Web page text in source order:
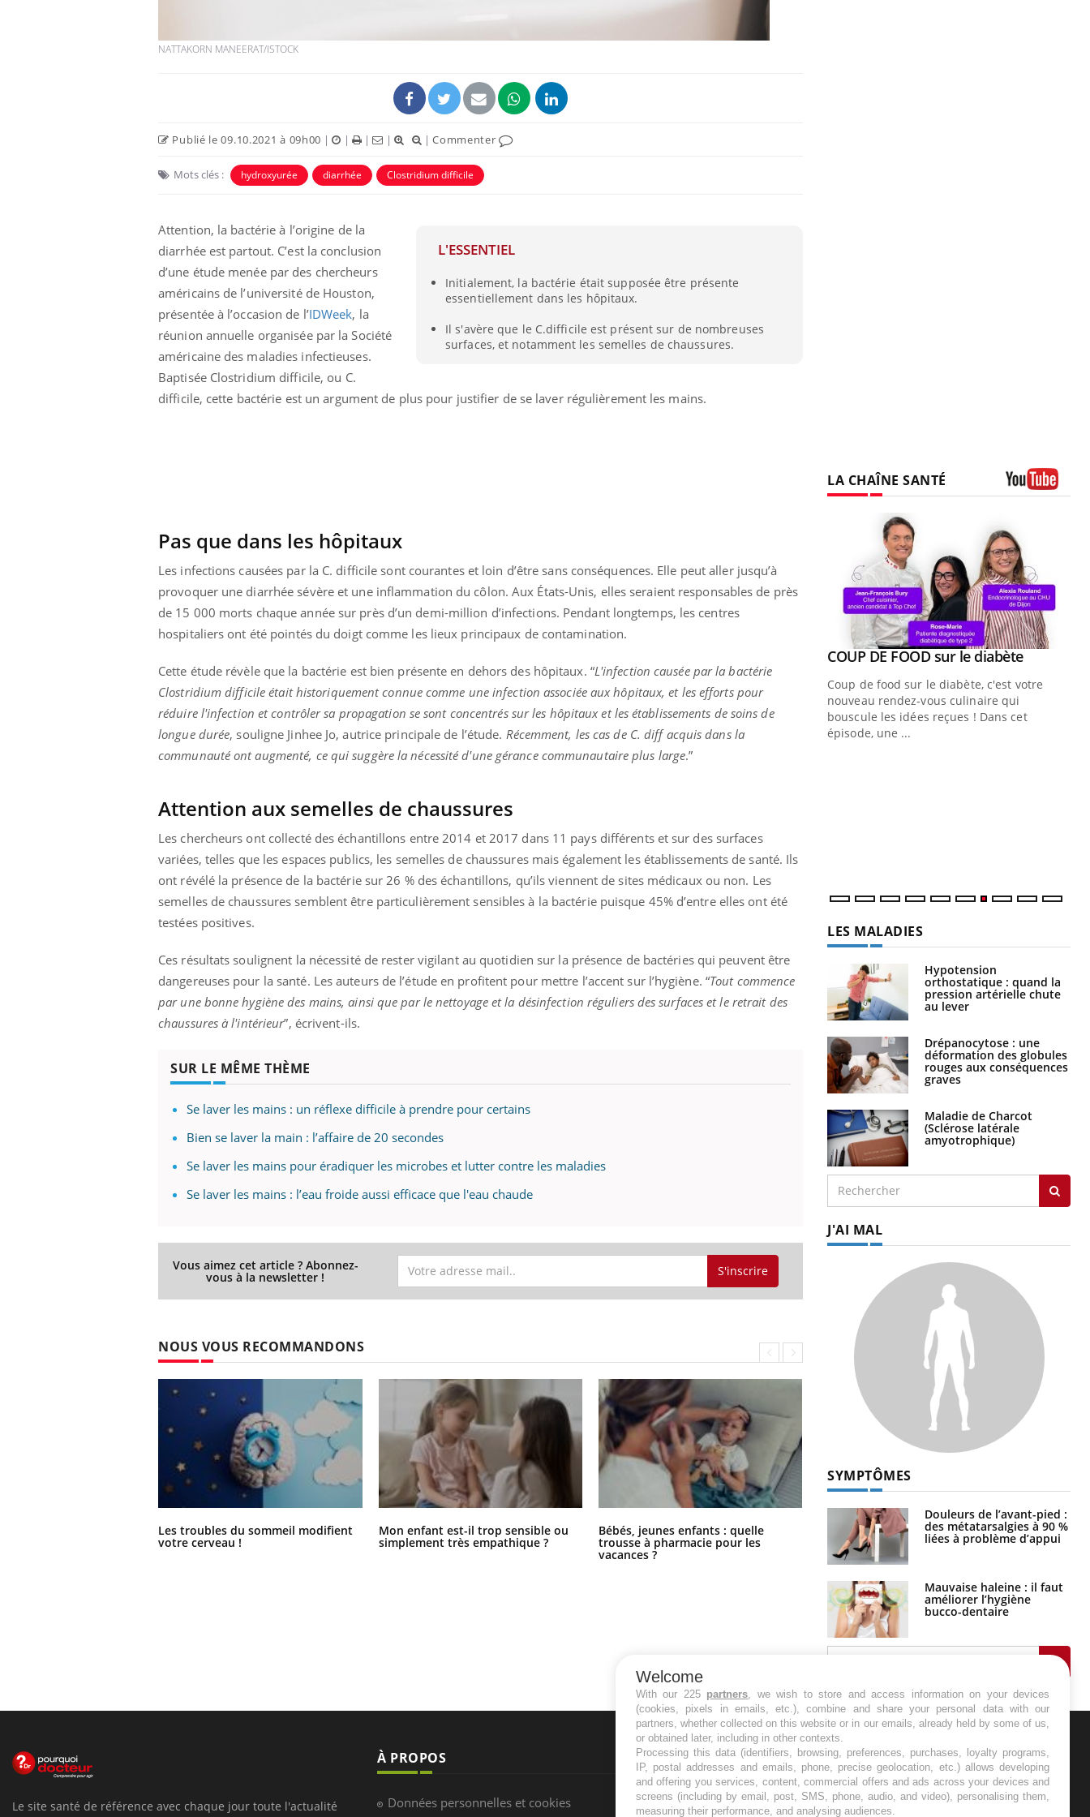
NATTAKORN MANEERAT/ISTOCK
Publié le 09.10.2021 à 09h00 | | | | |Commenter
Mots clés : hydroxyurée diarrhée Clostridium difficile
L'ESSENTIEL
Initialement, la bactérie était supposée être présente
essentiellement dans les hôpitaux.
Il s'avère que le C.difficile est présent sur de nombreuses
surfaces, et notamment les semelles de chaussures.
Attention, la bactérie à l’origine de la
diarrhée est partout. C’est la conclusion
d’une étude menée par des chercheurs
américains de l’université de Houston,
présentée à l’occasion de l’IDWeek, la
réunion annuelle organisée par la Société
américaine des maladies infectieuses.
Baptisée Clostridium difficile, ou C.
difficile, cette bactérie est un argument de plus pour justifier de se laver régulièrement les mains.
Pas que dans les hôpitaux
Les infections causées par la C. difficile sont courantes et loin d’être sans conséquences. Elle peut aller jusqu’à
provoquer une diarrhée sévère et une inflammation du côlon. Aux États-Unis, elles seraient responsables de près
de 15 000 morts chaque année sur près d’un demi-million d’infections. Pendant longtemps, les centres
hospitaliers ont été pointés du doigt comme les lieux principaux de contamination.
Cette étude révèle que la bactérie est bien présente en dehors des hôpitaux. “L'infection causée par la bactérie
Clostridium difficile était historiquement connue comme une infection associée aux hôpitaux, et les efforts pour
réduire l'infection et contrôler sa propagation se sont concentrés sur les hôpitaux et les établissements de soins de
longue durée, souligne Jinhee Jo, autrice principale de l’étude. Récemment, les cas de C. diff acquis dans la
communauté ont augmenté, ce qui suggère la nécessité d'une gérance communautaire plus large.”
Attention aux semelles de chaussures
Les chercheurs ont collecté des échantillons entre 2014 et 2017 dans 11 pays différents et sur des surfaces
variées, telles que les espaces publics, les semelles de chaussures mais également les établissements de santé. Ils
ont révélé la présence de la bactérie sur 26 % des échantillons, qu’ils viennent de sites médicaux ou non. Les
semelles de chaussures semblent être particulièrement sensibles à la bactérie puisque 45% d’entre elles ont été
testées positives.
Ces résultats soulignent la nécessité de rester vigilant au quotidien sur la présence de bactéries qui peuvent être
dangereuses pour la santé. Les auteurs de l’étude en profitent pour mettre l’accent sur l’hygiène. “Tout commence
par une bonne hygiène des mains, ainsi que par le nettoyage et la désinfection réguliers des surfaces et le retrait des
chaussures à l'intérieur”, écrivent-ils.
SUR LE MÊME THÈME
Se laver les mains : un réflexe difficile à prendre pour certains
Bien se laver la main : l’affaire de 20 secondes
Se laver les mains pour éradiquer les microbes et lutter contre les maladies
Se laver les mains : l’eau froide aussi efficace que l'eau chaude
Vous aimez cet article ? Abonnez-
vous à la newsletter ! S'inscrire
NOUS VOUS RECOMMANDONS
Les troubles du sommeil modifient
votre cerveau !
Mon enfant est-il trop sensible ou
simplement très empathique ?
Bébés, jeunes enfants : quelle
trousse à pharmacie pour les
vacances ?
Syndrome métabolique : quels sont
les meilleurs exercices physiques ?
LA CHAÎNE SANTÉ
préparer pour l’été !Youtube
L'été arrive… et avec lui, un tout nouveau
rythme de vie ! Vacances, plage, piscine,
soleil, activités en plein air… Nos mains
Le Ramadan approche, et, pour de
nombreuses personnes atteintes de
diabète, c'est une période de questions, de
défis, mais ...
faciliter l’accès à la médecine
préventiveYoutube
Un établissement lié à un groupe
mutualiste innove en matière de bilan de
santé : l'utilisation d'un « jumeau
numérique » permet ...
Youtube
COUP DE FOOD sur le diabèteYoutube
Coup de food sur le diabète, c'est votre
nouveau rendez-vous culinaire qui
bouscule les idées reçues ! Dans cet
épisode, une ...
LES MALADIES
Hypotension
orthostatique : quand la
pression artérielle chute
au lever
Drépanocytose : une
déformation des globules
rouges aux conséquences
graves
Maladie de Charcot
(Sclérose latérale
amyotrophique)
J'AI MAL
SYMPTÔMES
Douleurs de l’avant-pied :
des métatarsalgies à 90 %
liées à problème d’appui
Mauvaise haleine : il faut
améliorer l’hygiène
bucco-dentaire
Le site santé de référence avec chaque jour toute l'actualité
À PROPOS
Données personnelles et cookies
NEWSLETTER
Recevez toutes les semaines les meilleures
infos santé
Welcome
With our 225 partners, we wish to store and access information on your devices
(cookies, pixels in emails, etc.), combine and share your personal data with our
partners, whether collected on this website or in our emails, already held by some of us,
or obtained later, including in other contexts.
Processing this data (identifiers, browsing, preferences, purchases, loyalty programs,
IP, postal addresses and emails, phone, precise geolocation, etc.) allows developing
and offering you services, content, commercial offers and ads across your devices and
screens (including by email, post, SMS, phone, audio, and video), personalising them,
measuring their performance, and analysing audiences.